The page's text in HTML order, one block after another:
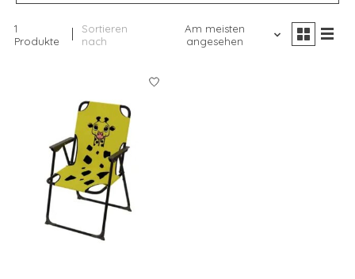
1
Produkte
Sortieren
nach
Am meisten
angesehen